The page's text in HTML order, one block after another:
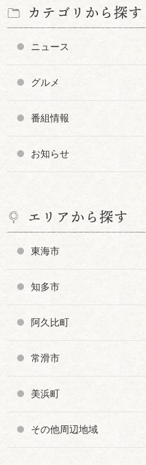
カテゴリから探す
ニュース
グルメ
番組情報
お知らせ
エリアから探す
東海市
知多市
阿久比町
常滑市
美浜町
その他周辺地域